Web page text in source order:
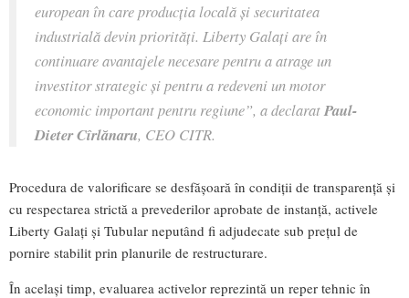
european în care producția locală și securitatea
industrială devin priorități. Liberty Galați are în
continuare avantajele necesare pentru a atrage un
investitor strategic și pentru a redeveni un motor
economic important pentru regiune”, a declaratPaul-
Dieter Cîrlănaru, CEO CITR.
Procedura de valorificare se desfășoară în condiții de transparență și
cu respectarea strictă a prevederilor aprobate de instanță, activele
Liberty Galați și Tubular neputând fi adjudecate sub prețul de
pornire stabilit prin planurile de restructurare.
În același timp, evaluarea activelor reprezintă un reper tehnic în